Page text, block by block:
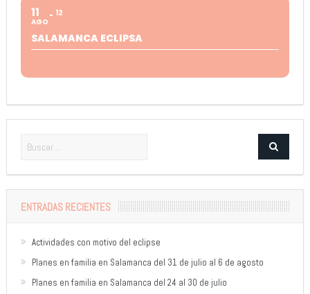
11
AGO
12
SALAMANCA ECLIPSA
ENTRADAS RECIENTES
Actividades con motivo del eclipse
Planes en familia en Salamanca del 31 de julio al 6 de agosto
Planes en familia en Salamanca del 24 al 30 de julio